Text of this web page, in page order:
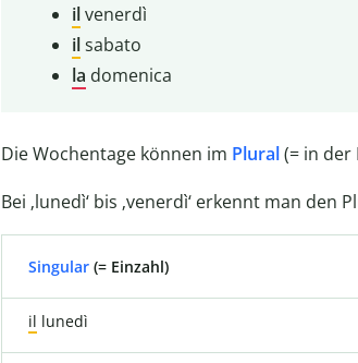
ilvenerdì
ilsabato
la domenica
Die Wochentage können im Plural(= in der
Bei ‚lunedì‘ bis ‚venerdì‘ erkennt man den
Singular (= Einzahl)
il lunedì